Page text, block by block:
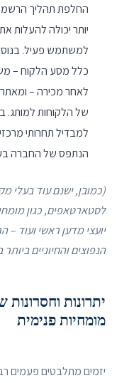
החלפת תהליך הרשמה
יותר יכולה להעלות
כלל מסע הלקוח –
לאחר מכירה –
של הלקוחות למותג.
למבדיל תחרותי
הנתפס של החברה
(כמובן, ישנם עוד בעלי
לסטארטאפים, כגון
יועצי מדען ראשי ועוד
הנפוצים והחיוניים
יתרונות וחסרונות
מומחיות פנימית
יזמים מתלבטים פעמים